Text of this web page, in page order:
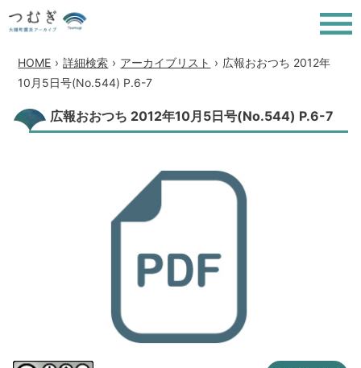
HOME › 詳細検索 › アーカイブリスト › 広報おおつち 2012年
10月5日号(No.544) P.6-7
広報おおつち 2012年10月5日号(No.544) P.6-7